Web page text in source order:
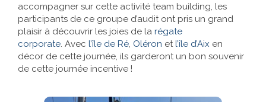
accompagner sur cette activité team building, les
participants de ce groupe d’audit ont pris un grand
plaisir à découvrir les joies de la régate
corporate. Avec l’île de Ré, Oléron etl’île d’Aix en
décor de cette journée, ils garderont un bon souvenir
de cette journée incentive !